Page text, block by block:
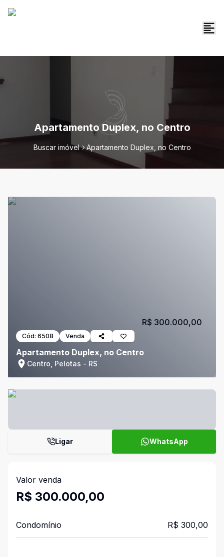
Apartamento Duplex, no Centro
Buscar imóvel Apartamento Duplex, no Centro
Cód: 6508 Venda
Apartamento Duplex, no Centro
Centro, Pelotas - RS
R$ 300.000,00
Ligar WhatsApp
Valor venda
R$ 300.000,00
Condomínio R$ 300,00